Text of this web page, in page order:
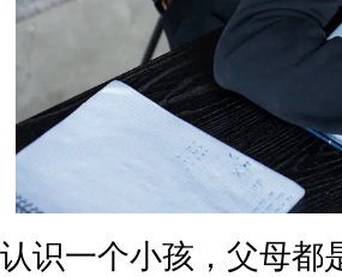
认识一个小孩，父母都